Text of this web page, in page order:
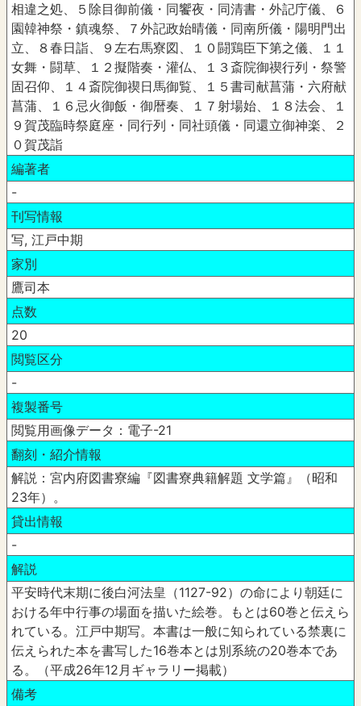
相違之処、５除目御前儀・同饗夜・同清書・外記庁儀、６
園韓神祭・鎮魂祭、７外記政始晴儀・同南所儀・陽明門出
立、８春日詣、９左右馬寮図、１０闘鶏臣下第之儀、１１
女舞・闘草、１２擬階奏・灌仏、１３斎院御禊行列・祭警
固召仰、１４斎院御禊日馬御覧、１５書司献菖蒲・六府献
菖蒲、１６忌火御飯・御暦奏、１７射場始、１８法会、１
９賀茂臨時祭庭座・同行列・同社頭儀・同還立御神楽、２
０賀茂詣
編著者
-
刊写情報
写, 江戸中期
家別
鷹司本
点数
20
閲覧区分
-
複製番号
閲覧用画像データ：電子-21
翻刻・紹介情報
解説：宮内府図書寮編『図書寮典籍解題 文学篇』（昭和
23年）。
貸出情報
-
解説
平安時代末期に後白河法皇（1127-92）の命により朝廷に
おける年中行事の場面を描いた絵巻。もとは60巻と伝えら
れている。江戸中期写。本書は一般に知られている禁裏に
伝えられた本を書写した16巻本とは別系統の20巻本であ
る。（平成26年12月ギャラリー掲載）
備考